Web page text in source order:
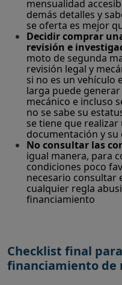
mensualidad
demás detalles y
se oferta es mejor
Decidir comprar
revisión e
moto de segunda
revisión legal y
si no es un vehículo
larga puede
mecánico e incluso
no se sabe su
se tiene que
documentación y su
No consultar las
igual manera, para
condiciones poco
necesario consultar
cualquier regla
financiamiento
Checklist final
financiamiento de